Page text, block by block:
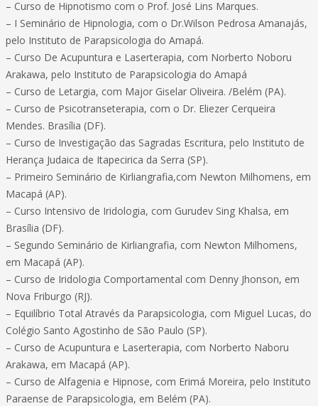
– Curso de Hipnotismo com o Prof. José Lins Marques.
– I Seminário de Hipnologia, com o Dr.Wilson Pedrosa Amanajás,
pelo Instituto de Parapsicologia do Amapá.
– Curso De Acupuntura e Laserterapia, com Norberto Noboru
Arakawa, pelo Instituto de Parapsicologia do Amapá
– Curso de Letargia, com Major Giselar Oliveira. /Belém (PA).
– Curso de Psicotranseterapia, com o Dr. Eliezer Cerqueira
Mendes. Brasília (DF).
– Curso de Investigação das Sagradas Escritura, pelo Instituto de
Herança Judaica de Itapecirica da Serra (SP).
– Primeiro Seminário de Kirliangrafia,com Newton Milhomens, em
Macapá (AP).
– Curso Intensivo de Iridologia, com Gurudev Sing Khalsa, em
Brasília (DF).
– Segundo Seminário de Kirliangrafia, com Newton Milhomens,
em Macapá (AP).
– Curso de Iridologia Comportamental com Denny Jhonson, em
Nova Friburgo (RJ).
– Equilíbrio Total Através da Parapsicologia, com Miguel Lucas, do
Colégio Santo Agostinho de São Paulo (SP).
– Curso de Acupuntura e Laserterapia, com Norberto Naboru
Arakawa, em Macapá (AP).
– Curso de Alfagenia e Hipnose, com Erimá Moreira, pelo Instituto
Paraense de Parapsicologia, em Belém (PA).